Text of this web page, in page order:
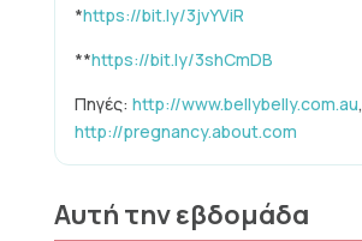
*https://bit.ly/3jvYViR
**https://bit.ly/3shCmDB
Πηγές: http://www.bellybelly.com.au,
http://pregnancy.about.com
Αυτή την εβδομάδα